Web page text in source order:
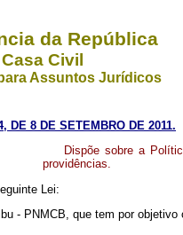
da República
Casa Civil
Assuntos Jurídicos
DE 8 DE SETEMBRO DE 2011.
Dispõe sobre a
providências.
Lei:
PNMCB, que tem por